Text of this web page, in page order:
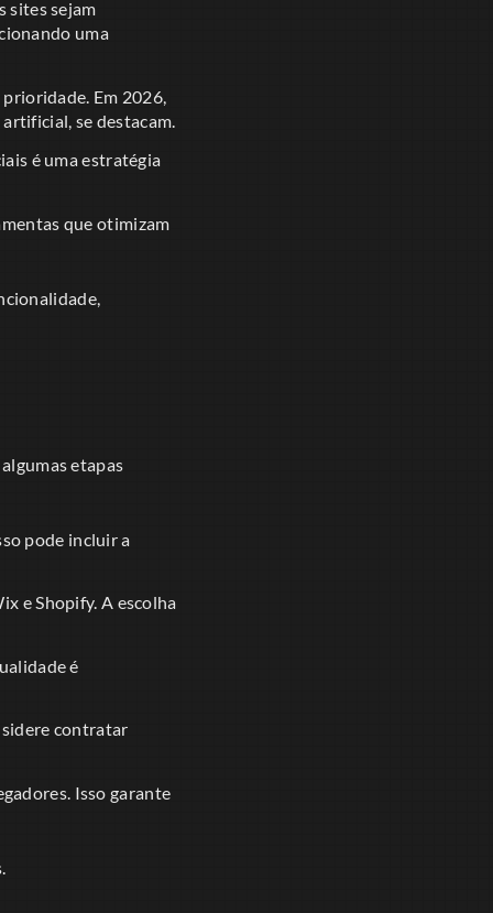
sites sejam
uma
Em 2026,
se destacam.
é uma estratégia
que otimizam
etapas
pode incluir a
e Shopify. A escolha
é
contratar
Isso garante